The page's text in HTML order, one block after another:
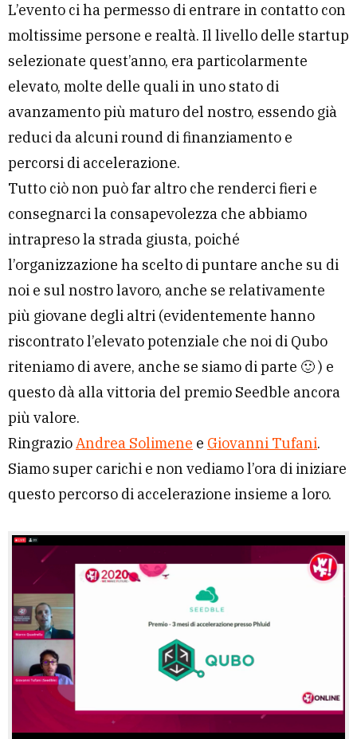
L’evento ci ha permesso di entrare in contatto con
moltissime persone e realtà. Il livello delle startup
selezionate quest’anno, era particolarmente
elevato, molte delle quali in uno stato di
avanzamento più maturo del nostro, essendo già
reduci da alcuni round di finanziamento e
percorsi di accelerazione.
Tutto ciò non può far altro che renderci fieri e
consegnarci la consapevolezza che abbiamo
intrapreso la strada giusta, poiché
l’organizzazione ha scelto di puntare anche su di
noi e sul nostro lavoro, anche se relativamente
più giovane degli altri (evidentemente hanno
riscontrato l’elevato potenziale che noi di Qubo
riteniamo di avere, anche se siamo di parte 🙂 ) e
questo dà alla vittoria del premio Seedble ancora
più valore.
RingrazioAndrea Solimene e Giovanni Tufani.
Siamo super carichi e non vediamo l’ora di iniziare
questo percorso di accelerazione insieme a loro.